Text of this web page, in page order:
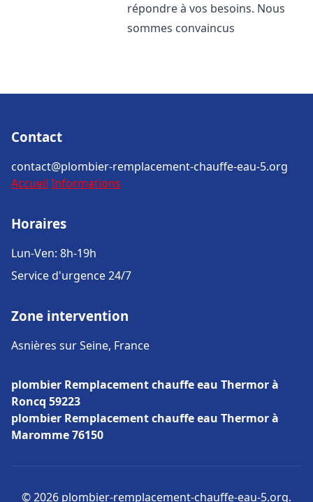
répondre à vos besoins. Nous
sommes convaincus
Contact
contact@plombier-remplacement-chauffe-eau-5.org
Accueil Informations
Horaires
Lun-Ven: 8h-19h
Service d'urgence 24/7
Zone intervention
Asnières sur Seine, France
plombier Remplacement chauffe eau Thermor à
Roncq 59223
plombier Remplacement chauffe eau Thermor à
Maromme 76150
© 2026 plombier-remplacement-chauffe-eau-5.org.